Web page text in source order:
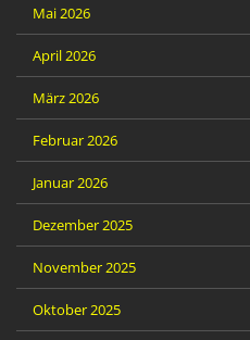
Mai 2026
April 2026
März 2026
Februar 2026
Januar 2026
Dezember 2025
November 2025
Oktober 2025